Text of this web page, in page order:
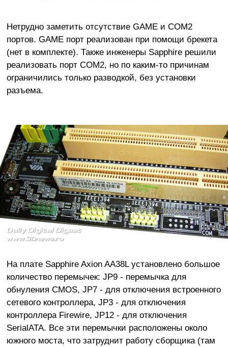
Нетрудно заметить отсутствие GAME и COM2
портов. GAME порт реализован при помощи брекета
(нет в комплекте). Также инженеры Sapphire решили
реализовать порт COM2, но по каким-то причинам
ограничились только разводкой, без установки
разъема.
На плате Sapphire Axion AA38L установлено большое
количество перемычек: JP9 - перемычка для
обнуления CMOS, JP7 - для отключения встроенного
сетевого контроллера, JP3 - для отключения
контроллера Firewire, JP12 - для отключения
SerialATA. Все эти перемычки расположены около
южного моста, что затруднит работу сборщика (там